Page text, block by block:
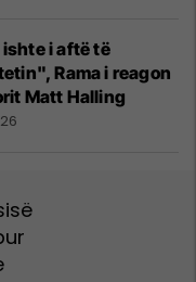
i aftë të
Rama i reagon
Matt Halling